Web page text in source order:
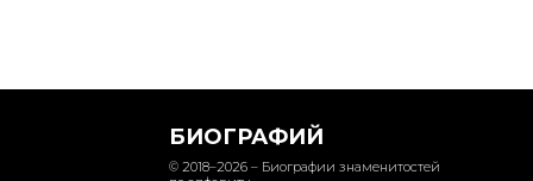
БИОГРАФИЙ
© 2018–2026 – Биографии знаменитостей